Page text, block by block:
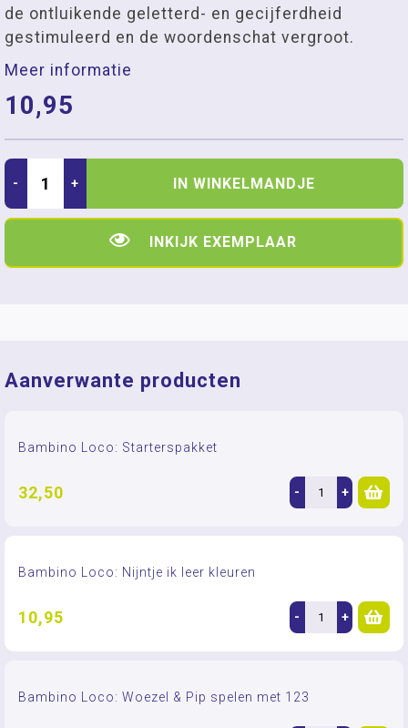
de ontluikende geletterd- en gecijferdheid
gestimuleerd en de woordenschat vergroot.
Meer informatie
10,95
- + IN WINKELMANDJE
INKIJK EXEMPLAAR
Aanverwante producten
Bambino Loco: Starterspakket
32,50 - +
Bambino Loco: Nijntje ik leer kleuren
10,95 - +
Bambino Loco: Woezel & Pip spelen met 123